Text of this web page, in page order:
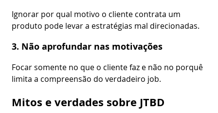
Ignorar por qual motivo o cliente contrata um
produto pode levar a estratégias mal direcionadas.
3. Não aprofundar nas motivações
Focar somente no que o cliente faz e não no porquê
limita a compreensão do verdadeiro job.
Mitos e verdades sobre JTBD